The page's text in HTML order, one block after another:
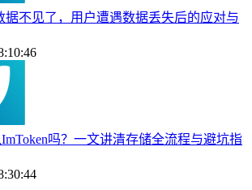
据不见了，用户遭遇数据丢失后的应对与
吗？一文讲清存储全流程与避坑指